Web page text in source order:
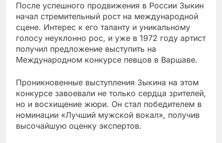
После успешного продвижения в России Зыкин
начал стремительный рост на международной
сцене. Интерес к его таланту и уникальному
голосу неуклонно рос, и уже в 1972 году артист
получил предложение выступить на
Международном конкурсе певцов в Варшаве.
Проникновенные выступления Зыкина на этом
конкурсе завоевали не только сердца зрителей,
но и восхищение жюри. Он стал победителем в
номинации «Лучший мужской вокал», получив
высочайшую оценку экспертов.